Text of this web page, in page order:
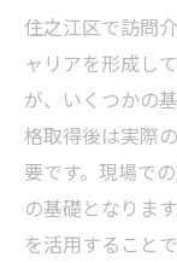
住之江区で訪問
ャリアを形成し
が、いくつかの
格取得後は実際
要です。現場で
の基礎となりま
を活用すること